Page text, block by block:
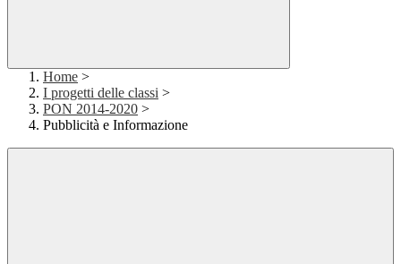
Home >
I progetti delle classi >
PON 2014-2020 >
Pubblicità e Informazione